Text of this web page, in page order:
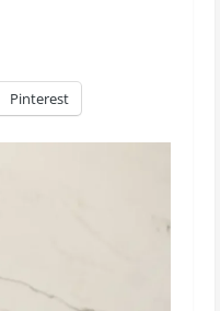
Pinterest